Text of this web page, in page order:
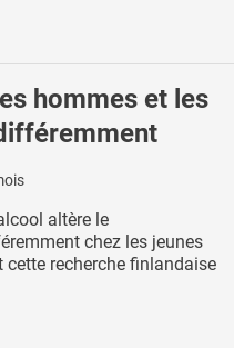
hommes et les
altère le
chez les jeunes
recherche finlandaise